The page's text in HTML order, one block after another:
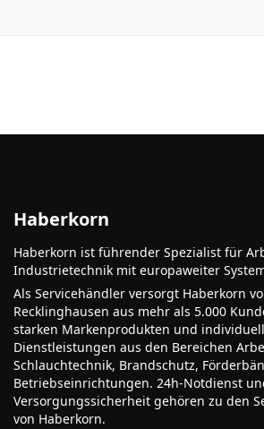
Haberkorn
Haberkorn ist führender Spezialist für
Industrietechnik mit europaweiter
Als Servicehändler versorgt Haberkorn
Recklinghausen aus mehr als 5.000
starken Markenprodukten und
Dienstleistungen aus den Bereichen
Schlauchtechnik, Brandschutz,
Betriebseinrichtungen. 24h-Notdienst
Versorgungssicherheit gehören zu den
von Haberkorn.